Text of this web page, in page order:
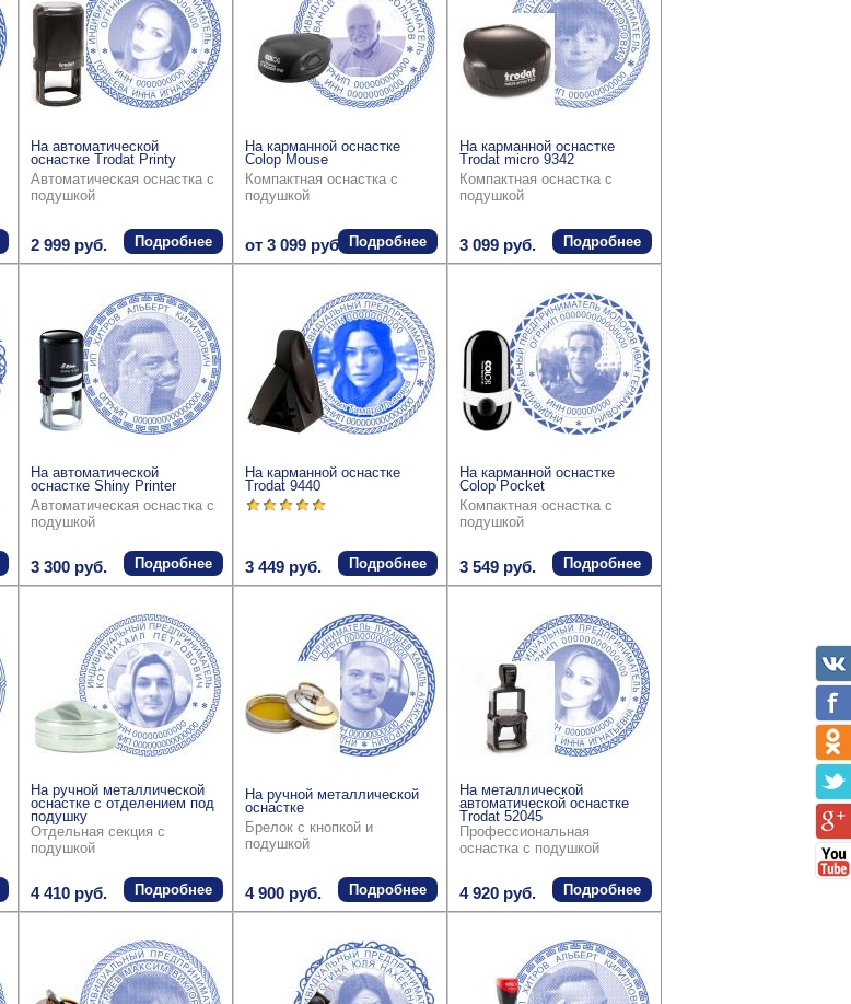
На автоматической
оснастке Trodat Printy
Автоматическая оснастка с
подушкой
2 999 руб. Подробнее
На карманной оснастке
Colop Mouse
Компактная оснастка с
подушкой
от 3 099 руб. Подробнее
На карманной оснастке
Trodat micro 9342
Компактная оснастка с
подушкой
3 099 руб. Подробнее
На автоматической
оснастке Shiny Printer
Автоматическая оснастка с
подушкой
3 300 руб. Подробнее
На карманной оснастке
Trodat 9440
3 449 руб. Подробнее
На карманной оснастке
Colop Pocket
Компактная оснастка с
подушкой
3 549 руб. Подробнее
На ручной металлической
оснастке с отделением под
подушку
Отдельная секция с
подушкой
4 410 руб. Подробнее
На ручной металлической
оснастке
Брелок с кнопкой и
подушкой
4 900 руб. Подробнее
На металлической
автоматической оснастке
Trodat 52045
Профессиональная
оснастка с подушкой
4 920 руб. Подробнее